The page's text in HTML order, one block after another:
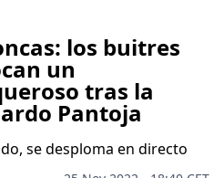
los buitres
un
tras la
Pantoja
se desploma en directo